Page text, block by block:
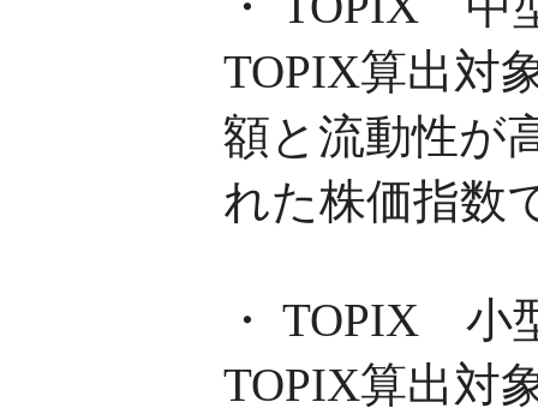
TOPIX算出対
額と流動性が
れた株価指数
・ TOPIX 小
TOPIX算出対